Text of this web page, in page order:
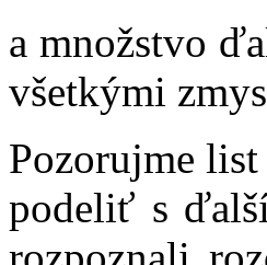
a množstvo
všetkými
Pozorujme list
podeliť s